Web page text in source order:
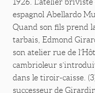
espagnol Abellardo
Quand son fils prend
tarbais, Edmond
son atelier rue de
cambrioleur
dans le tiroir-caisse.
successeur de